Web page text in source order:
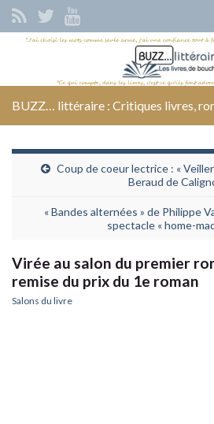
Search for:
BUZZ… littéraire : Critiques livres,
Coup de coeur lectrice : «
Beraud de
« Bandes alternées » de Philippe
spectacle « home-
Virée au salon du premier
remise du prix du 1e roman
Salons du livre